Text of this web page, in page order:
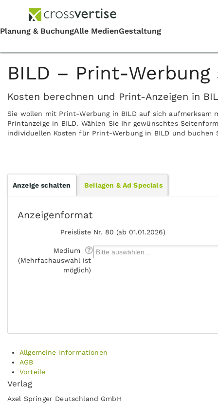
BILD – Print-
Kosten berechnen und Print-Anzeigen in
Sie wollen mit Print-Werbung in BILD auf sich
Printanzeige in BILD. Wählen Sie Ihr gewünschtes
individuellen Kosten für Print-Werbung in BILD und buchen
Anzeige schalten Beilagen & Ad Specials
Anzeigenformat
Preisliste Nr. 80 (ab 01.01.2026)
Medium
(Mehrfachauswahl ist
möglich)
Allgemeine Informationen
AGB
Vorteile
Verlag
Axel Springer Deutschland GmbH